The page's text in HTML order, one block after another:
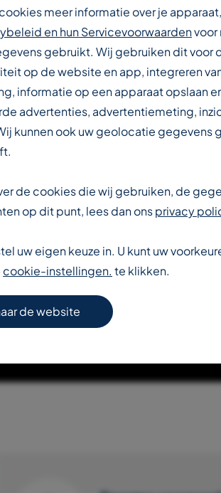
DE
OVER T-REX
meer informatie over je
en hun Servicevoorwaardenvoor
gebruikt. Wij gebruiken dit voor
op de website en app, integreren
informatie op een apparaat opslaan
advertenties, advertentiemeting,
kunnen ook uw geolocatie gegevens
de cookies die wij gebruiken, de
op dit punt, lees dan onsprivacy
uw eigen keuze in. U kunt uw
cookie-instellingen. te klikken.
de website